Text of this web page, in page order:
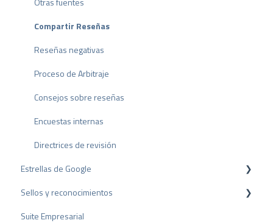
Compartir Reseñas
Reseñas negativas
Proceso de Arbitraje
Consejos sobre reseñas
Encuestas internas
Directrices de revisión
Estrellas de Google
Rich Snippet
Sellos y reconocimientos
Sello PRO
Suite Empresarial